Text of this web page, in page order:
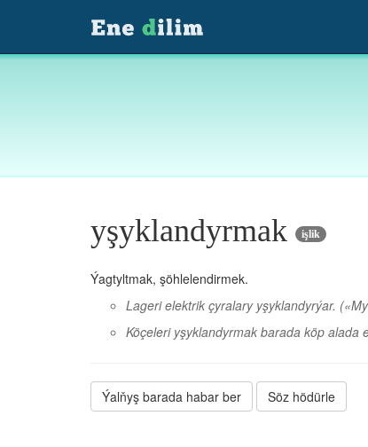
yşyklandyrmak işlik
Ýagtyltmak, şöhlelendirmek.
Lageri elektrik çyralary yşyklandyrýar.
Köçeleri yşyklandyrmak barada köp alada
Ýalňyş barada habar ber Söz hödürle